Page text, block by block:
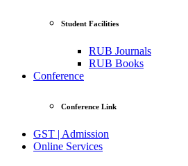
Student Facilities
RUB Journals
RUB Books
Conference
Conference Link
GST | Admission
Online Services